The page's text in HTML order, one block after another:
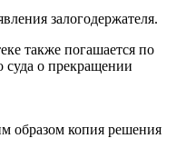
залогодержателя.
также погашается по
о прекращении
образом копия решения